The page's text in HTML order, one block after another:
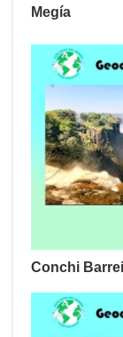
Megía
Conchi